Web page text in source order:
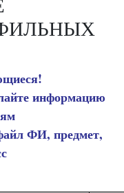
информацию
ФИ, предмет,